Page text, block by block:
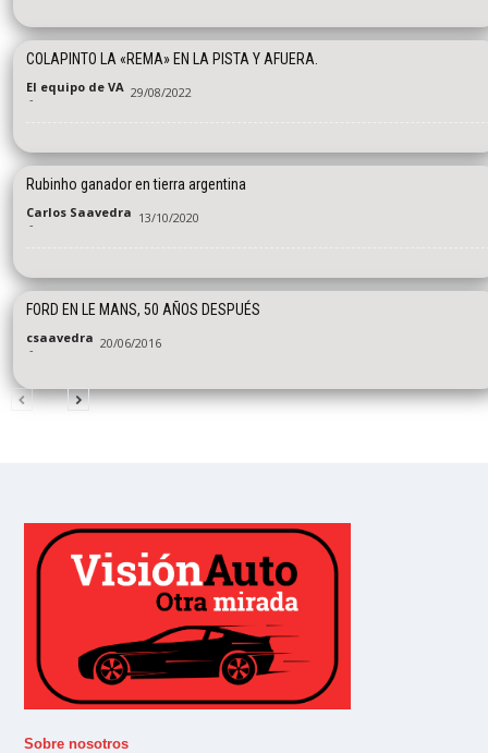
COLAPINTO LA «REMA» EN LA PISTA Y AFUERA.
El equipo de VA
- 29/08/2022
Rubinho ganador en tierra argentina
Carlos Saavedra
- 13/10/2020
FORD EN LE MANS, 50 AÑOS DESPUÉS
csaavedra
- 20/06/2016
Sobre nosotros